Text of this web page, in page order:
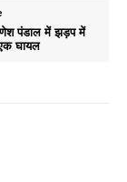
पंडाल में झड़प में
घायल